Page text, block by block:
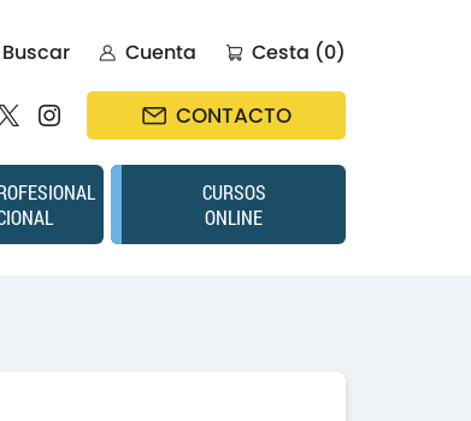
Buscar Cuenta Cesta (0)
CONTACTO
CURSOS
ONLINE